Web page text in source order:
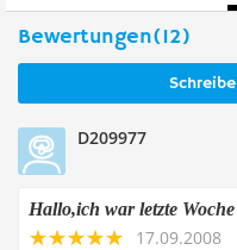
Bewertungen(12)
D209977
Hallo,ich war letzte
17.09.2008